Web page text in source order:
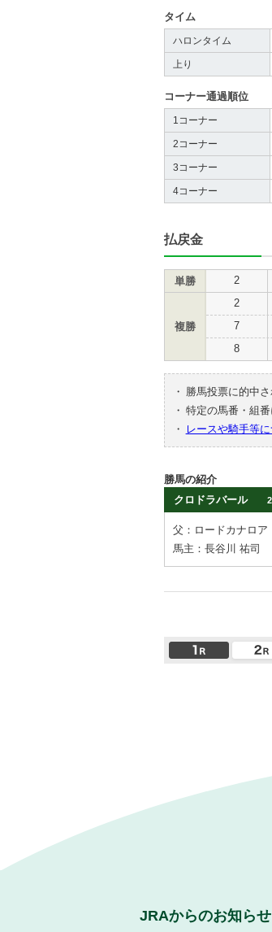
タイム
ハロンタイム
上り
コーナー通過順位
1コーナー
2コーナー
3コーナー
4コーナー
払戻金
単勝 2
複勝
2
7
8
・ 勝馬投票に的中
・ 特定の馬番・組番
・
レースや騎手等
勝馬の紹介
クロドラバール
父：ロードカナロア
馬主：長谷川 祐司
JRAからのお知らせ